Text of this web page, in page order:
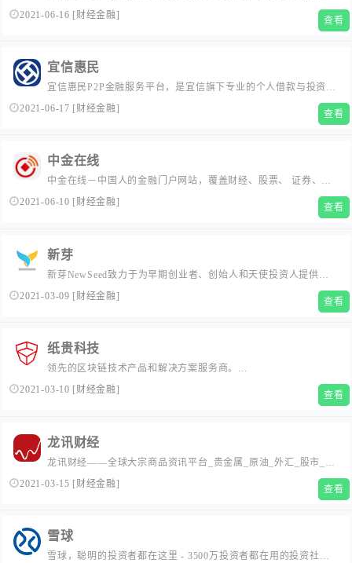
这是我们在提供专业服务及作出商业决定时的重中之重。...
2021-06-16 [财经金融] 查看
宜信惠民
宜信惠民P2P金融服务平台，是宜信旗下专业的个人借款与投资出
借平台，宜信10年风控实战经验，保障投资安全，100%完美兑
2021-06-17 [财经金融] 查看
中金在线
中金在线－中国人的金融门户网站，覆盖财经、股票、 证券、金
融、港股、行情、基金、债券、期货、外汇、保险、银行、博
2021-06-10 [财经金融] 查看
新芽
新芽NewSeed致力于为早期创业者、创始人和天使投资人提供又
新又快的创业资讯、数据、创投融资对接、创投学院、新芽是创
2021-03-09 [财经金融] 查看
纸贵科技
领先的区块链技术产品和解决方案服务商。...
2021-03-10 [财经金融] 查看
龙讯财经
龙讯财经——全球大宗商品资讯平台_贵金属_原油_外汇_股市_美
联储等国内外要闻_专家、分析师_投资者交流的平台_大宗商品行
2021-03-15 [财经金融] 查看
雪球
雪球，聪明的投资者都在这里 - 3500万投资者都在用的投资社